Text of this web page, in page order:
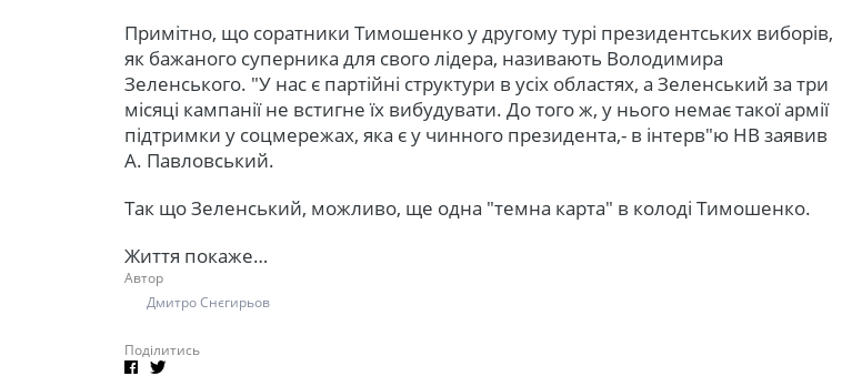
Примітно, що соратники Тимошенко у другому турі президентських виборів,
як бажаного суперника для свого лідера, називають Володимира
Зеленського. "У нас є партійні структури в усіх областях, а Зеленський за три
місяці кампанії не встигне їх вибудувати. До того ж, у нього немає такої армії
підтримки у соцмережах, яка є у чинного президента,- в інтерв"ю НВ заявив
А. Павловський.
Так що Зеленський, можливо, ще одна "темна карта" в колоді Тимошенко.
Життя покаже…
Автор
Дмитро Снєгирьов
Поділитись